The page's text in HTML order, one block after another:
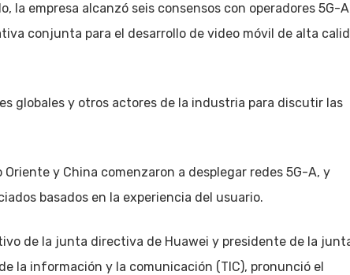
la empresa alcanzó seis consensos con operadores 5G-A
conjunta para el desarrollo de video móvil de alta
globales y otros actores de la industria para discutir las
y China comenzaron a desplegar redes 5G-A, y
basados en la experiencia del usuario.
de la junta directiva de Huawei y presidente de la
la información y la comunicación (TIC), pronunció el